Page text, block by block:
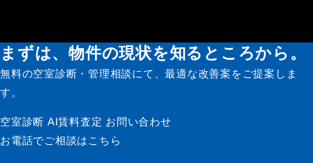
まずは、物件の現状を知るところから。
無料の空室診断・管理相談にて、最適な改善案をご提案しま
す。
空室診断 AI賃料査定 お問い合わせ
お電話でご相談はこちら